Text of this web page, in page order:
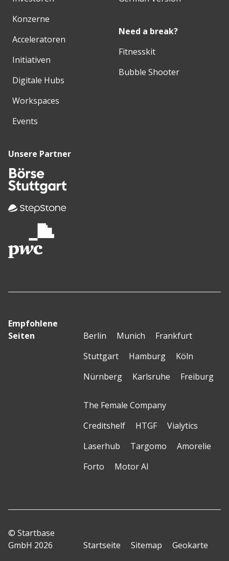
Konzerne
Acceleratoren
Initiativen
Digitale Hubs
Workspaces
Events
Need a break?
Fitnesskit
Bubble Shooter
Unsere Partner
Empfohlene
Seiten
Berlin Munich
Frankfurt
Stuttgart
Hamburg
Köln
Nürnberg
Karlsruhe Freiburg
The Female Company
Creditshelf
HTGF
Vialytics
Laserhub
Targomo
Amorelie
Forto
Motor AI
© Startbase
GmbH 2026
Startseite Sitemap
Geokarte